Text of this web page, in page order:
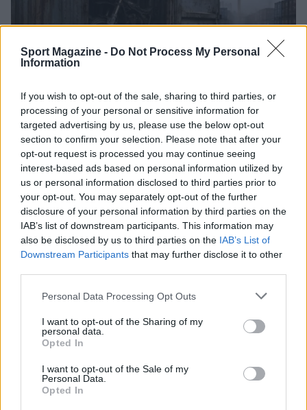
Sport Magazine - Do Not Process My Personal
Information
If you wish to opt-out of the sale, sharing to third parties, or
processing of your personal or sensitive information for
targeted advertising by us, please use the below opt-out
section to confirm your selection. Please note that after your
opt-out request is processed you may continue seeing
interest-based ads based on personal information utilized by
us or personal information disclosed to third parties prior to
your opt-out. You may separately opt-out of the further
disclosure of your personal information by third parties on the
IAB’s list of downstream participants. This information may
also be disclosed by us to third parties on the IAB’s List of
Downstream Participants that may further disclose it to other
Please note that this website/app uses one or more Google
not limited to your visit or usage behaviour. You may click to
grant or deny consent to Google and its third-party tags to
use your data for below specified purposes in below Google
consent section.
Personal Data Processing Opt Outs
I want to opt-out of the Sharing of my
personal data.
Opted In
I want to opt-out of the Sale of my
Personal Data.
Opted In
Scoperte carcasse di moto e motori in container
destinati al Senegal
Ilaria Mauri · 4 Ago 2026
NOTIZIE
Nuova Zelanda: ondata di freddo eccezionale porta